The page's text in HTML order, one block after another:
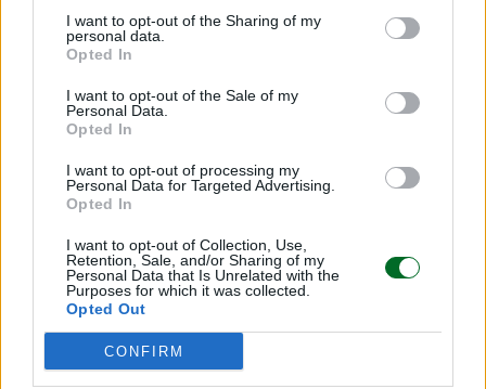
I want to opt-out of the Sharing of my
personal data.
Opted In
I want to opt-out of the Sale of my
Personal Data.
Opted In
I want to opt-out of processing my
Personal Data for Targeted Advertising.
Opted In
I want to opt-out of Collection, Use,
Retention, Sale, and/or Sharing of my
Personal Data that Is Unrelated with the
Purposes for which it was collected.
Opted Out
CONFIRM
In definitiva, se da un lato il trilocale rappresenta
ancora un sogno abitativo realizzabile per molte
immobiliare mostrano un’Italia profondamente
frammentata. E per chi è disposto a guardare
oltre i grandi centri e a valutare destinazioni
meno inflazionate, la stanza in più può essere
Leggi anche:
Casa, il 62% dei giovani non riesce a comperarla